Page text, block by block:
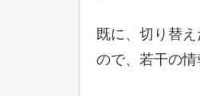
既に、切り替
ので、若干の情